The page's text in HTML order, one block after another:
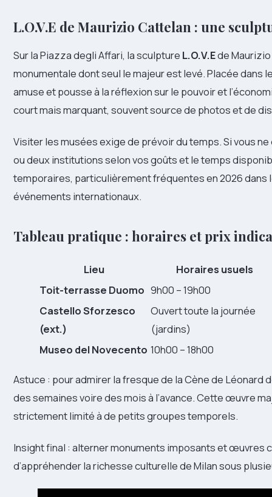
L.O.V.E de Maurizio Cattelan : une
Sur la Piazza degli Affari, la sculpture L.O.V.Ede
monumentale dont seul le majeur est levé. Placée
amuse et pousse à la réflexion sur le pouvoir et
court mais marquant, souvent source de photos et de
Visiter les musées exige de prévoir du temps. Si vous
ou deux institutions selon vos goûts et le temps
temporaires, particulièrement fréquentes en 2026
événements internationaux.
Tableau pratique : horaires et prix
Lieu
Horaires usuels
Toit-terrasse Duomo 9h00 – 19h00
Castello Sforzesco
(ext.)
Ouvert toute la journée
(jardins)
Museo del Novecento 10h00 – 18h00
Astuce : pour admirer la fresque de la Cène de Léonard
des semaines voire des mois à l’avance. Cette œuvre
strictement limité à de petits groupes temporels.
Insight final : alterner monuments imposants et œuvres
d’appréhender la richesse culturelle de Milan sous